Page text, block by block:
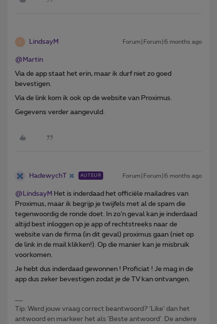
L LindsayM Forum|Forum|6 months ago
@Martin
Via de app staat het erin, maar ik durf niet zo goed
bevestigen.
Via de link kom ik ook op de website van Proximus.
Gegevens verder aangevuld.
HadewychT AUTEUR Forum|Forum|6 months ago
@LindsayM Het is inderdaad het officiële mailadres van
Proximus, maar ik begrijp je twijfels met al de spam die
tegenwoordig de ronde doet. In zo’n geval kan je inderdaad
altijd best inloggen op je app of rechtstreeks naar de
website van de firma (in dit geval) proximus gaan (niet op
de link in de mail klikken!). Op die manier kan je misbruik
voorkomen.
Je hebt dus inderdaad gewonnen ! Proficiat ! Je mag in de
app dus zeker bevestigen zodat je de TV kan ontvangen.
Tip: Werd jouw vraag correct beantwoord? ‘Like’ dan het
antwoord en markeer het als 'Beste antwoord'. De andere